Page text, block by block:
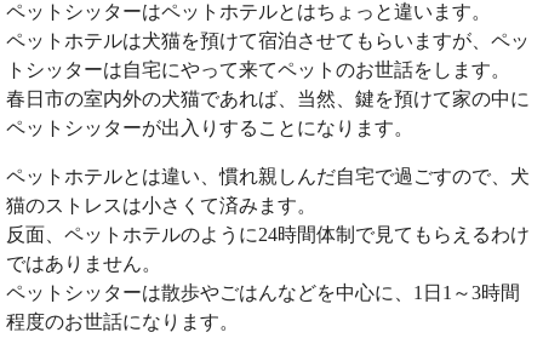
ペットシッターはペットホテルとはちょっと違います。
ペットホテルは犬猫を預けて宿泊させてもらいますが、ペッ
トシッターは自宅にやって来てペットのお世話をします。
春日市の室内外の犬猫であれば、当然、鍵を預けて家の中に
ペットシッターが出入りすることになります。
ペットホテルとは違い、慣れ親しんだ自宅で過ごすので、犬
猫のストレスは小さくて済みます。
反面、ペットホテルのように24時間体制で見てもらえるわけ
ではありません。
ペットシッターは散歩やごはんなどを中心に、1日1～3時間
程度のお世話になります。